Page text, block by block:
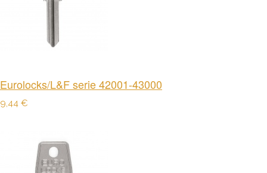
Eurolocks/L&F serie 42001-43000
9,44 €